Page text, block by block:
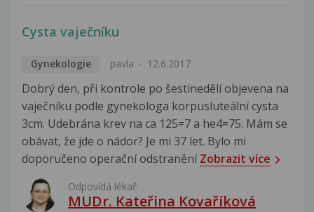
Cysta vaječníku
Gynekologie pavla 12.6.2017
Dobrý den, při kontrole po šestinedělí objevena na
vaječníku podle gynekologa korpusluteální cysta
3cm. Udebrána krev na ca 125=7 a he4=75. Mám se
obávat, že jde o nádor? Je mi 37 let. Bylo mi
doporučeno operační odstraněníZobrazit více
Odpovídá lékař:
MUDr. Kateřina Kovaříková